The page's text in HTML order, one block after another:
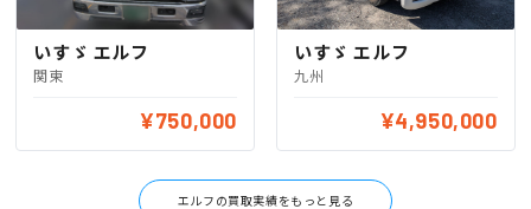
いすゞ エルフ
関東
¥750,000
いすゞ エルフ
九州
¥4,950,000
エルフの買取実績をもっと見る